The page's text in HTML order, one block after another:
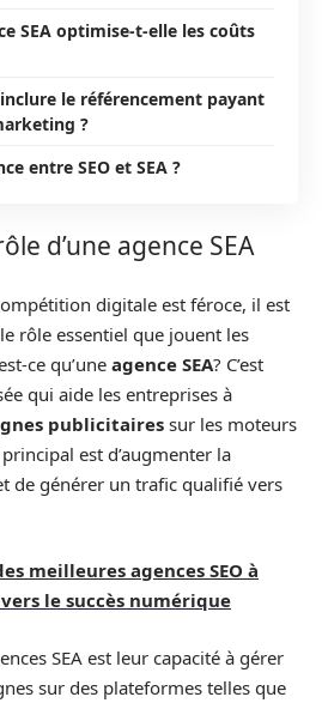
SEA optimise-t-elle les coûts
le référencement payant
?
entre SEO et SEA ?
d’une agence SEA
digitale est féroce, il est
rôle essentiel que jouent les
ce qu’une agence SEA? C’est
qui aide les entreprises à
publicitairessur les moteurs
est d’augmenter la
de générer un trafic qualifié vers
meilleures agences SEO à
le succès numérique
SEA est leur capacité à gérer
sur des plateformes telles que